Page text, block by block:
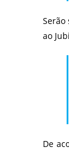
ao
De